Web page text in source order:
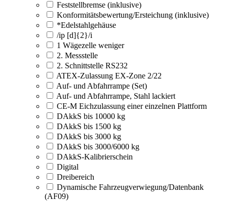
Feststellbremse (inklusive)
Konformitätsbewertung/Ersteichung (inklusive)
*Edelstahlgehäuse
/ip [d]{2}/i
1 Wägezelle weniger
2. Messstelle
2. Schnittstelle RS232
ATEX-Zulassung EX-Zone 2/22
Auf- und Abfahrrampe (Set)
Auf- und Abfahrrampe, Stahl lackiert
CE-M Eichzulassung einer einzelnen Plattform
DAkkS bis 10000 kg
DAkkS bis 1500 kg
DAkkS bis 3000 kg
DAkkS bis 3000/6000 kg
DAkkS-Kalibrierschein
Digital
Dreibereich
Dynamische Fahrzeugverwiegung/Datenbank
(AF09)